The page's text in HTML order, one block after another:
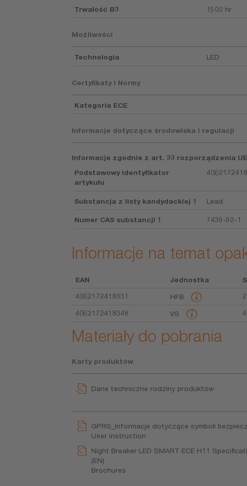
Trwałość B3 1500 hr
Możliwości
Technologia LED
Certyfikaty i Normy
Kategoria ECE
Informacje dotyczące środowiska i regulacji
Informacje zgodnie z art. 33 rozporządzenia UE
Podstawowy identyfikator
artykułu
Substancja z listy kandydackiej 1 Lead
Numer CAS substancji 1 7439-92-1
Informacje na temat
EAN Jednostka
4062172418331
HFB 2
4062172418348 VS 4
Materiały do pobrania
Karty produktów
Dane techniczne rodziny produktów
GPRS_Informacje dotyczące symboli
User instruction
Night Breaker LED SMART ECE H11
(EN)
Brochures